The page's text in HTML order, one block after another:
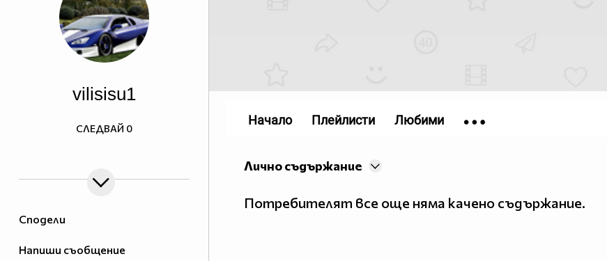
Сподели
Напиши съобщение
vilisisu1
СЛЕДВАЙ 0
Лично съдържание
Потребителят все още няма качено съдържание.
Начало Плейлисти Любими